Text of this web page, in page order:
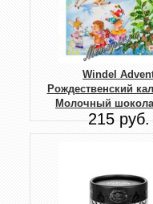
Windel
Рождественский
Молочный
215 руб.